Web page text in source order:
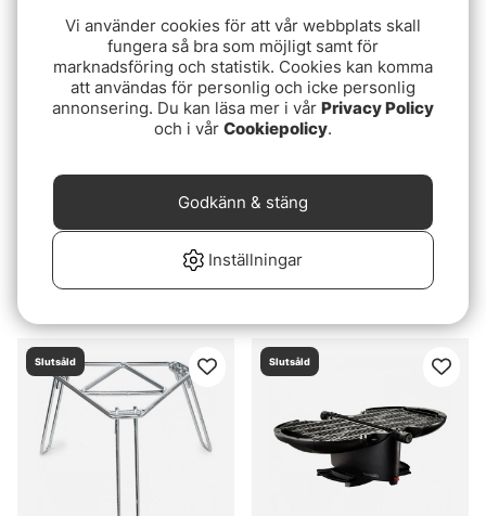
5.0 utav 5 stjärnor
Hällmark Hopfällbar Grill
Slutsåld
IFISH Grillhalster
159 kr
Slutsåld Slutsåld
Vi använder cookies för att vår webbplats skall
fungera så bra som möjligt samt för
marknadsföring och statistik. Cookies kan komma
att användas för personlig och icke personlig
annonsering. Du kan läsa mer i vår Privacy Policy
och i vår Cookiepolicy.
Inställningar
Godkänn & stäng